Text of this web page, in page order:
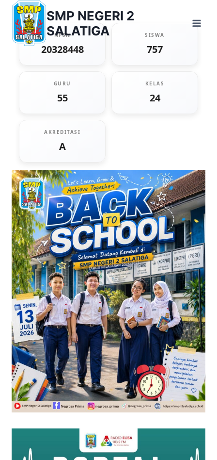
Skip
content
SMP NEGERI 2
SALATIGA
NPSN
20328448
SISWA
757
GURU
55
KELAS
24
AKREDITASI
A